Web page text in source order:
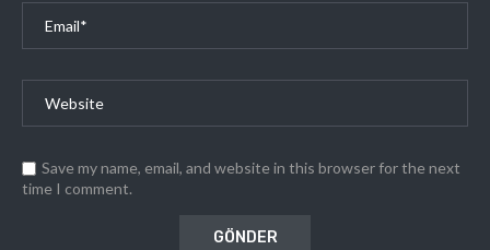
Save my name, email, and website in this browser for the next
time I comment.